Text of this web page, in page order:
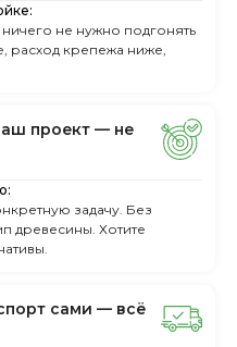
не нужно подгонять
расход крепежа ниже,
пpoeкт — нe
задачу. Без
древесины. Хотите
caми — вcё